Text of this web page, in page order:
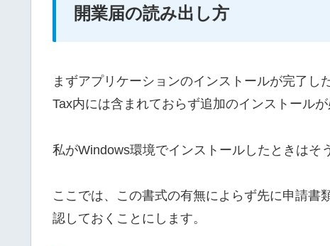
開業届の読み出し方
まずアプリケーションのインストールが完了
Tax内には含まれておらず追加のインストール
私がWindows環境でインストールしたときはそ
ここでは、この書式の有無によらず先に申請書
認しておくことにします。